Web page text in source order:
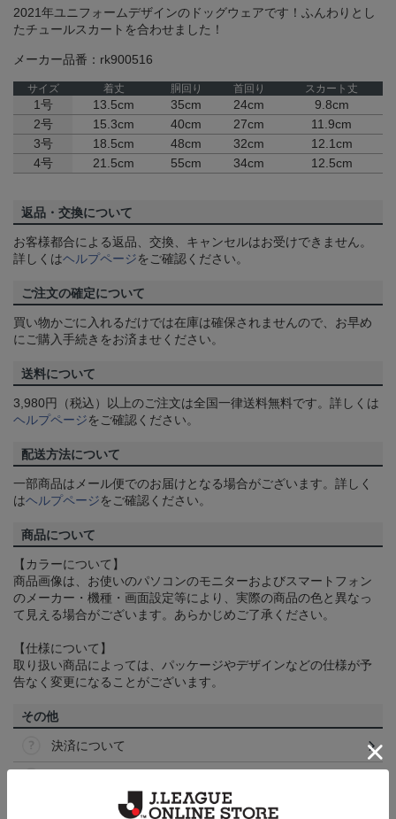
2021年ユニフォームデザインのドッグウェアです！ふんわりとし
たチュールスカートを合わせました！
メーカー品番：rk900516
サイズ 着丈 胴回り 首回り スカート丈
1号 13.5cm 35cm 24cm
9.8cm
2号
15.3cm 40cm 27cm
11.9cm
3号
18.5cm 48cm 32cm
12.1cm
4号
21.5cm 55cm 34cm 12.5cm
返品・交換について
お客様都合による返品、交換、キャンセルはお受けできません。
詳しくはヘルプページをご確認ください。
ご注文の確定について
買い物かごに入れるだけでは在庫は確保されませんので、お早め
にご購入手続きをお済ませください。
送料について
3,980円（税込）以上のご注文は全国一律送料無料です。詳しくは
ヘルプページをご確認ください。
配送方法について
一部商品はメール便でのお届けとなる場合がございます。詳しく
はヘルプページをご確認ください。
商品について
【カラーについて】
商品画像は、お使いのパソコンのモニターおよびスマートフォン
のメーカー・機種・画面設定等により、実際の商品の色と異なっ
て見える場合がございます。あらかじめご了承ください。
【仕様について】
取り扱い商品によっては、パッケージやデザインなどの仕様が予
告なく変更になることがございます。
その他
決済について
ヘルプページ